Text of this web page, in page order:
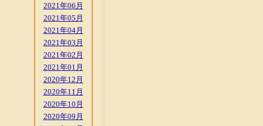
2021年06月
2021年05月
2021年04月
2021年03月
2021年02月
2021年01月
2020年12月
2020年11月
2020年10月
2020年09月